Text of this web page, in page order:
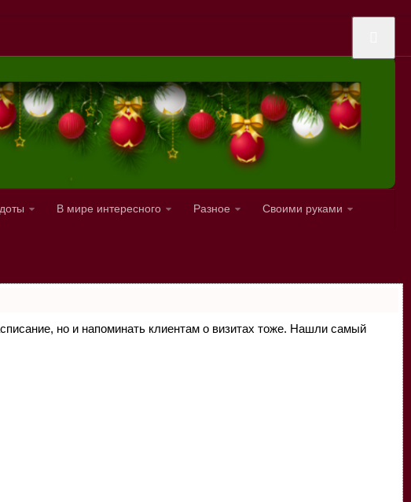
В мире интересного Разное Своими руками
но и напоминать клиентам о визитах тоже. Нашли самый